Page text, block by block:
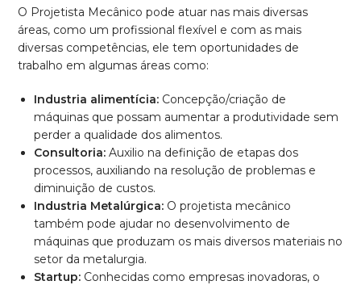
O Projetista Mecânico pode atuar nas mais diversas
áreas, como um profissional flexível e com as mais
diversas competências, ele tem oportunidades de
trabalho em algumas áreas como:
Industria alimentícia: Concepção/criação de
máquinas que possam aumentar a produtividade sem
perder a qualidade dos alimentos.
Consultoria:Auxilio na definição de etapas dos
processos, auxiliando na resolução de problemas e
diminuição de custos.
Industria Metalúrgica: O projetista mecânico
também pode ajudar no desenvolvimento de
máquinas que produzam os mais diversos materiais no
setor da metalurgia.
Startup: Conhecidas como empresas inovadoras, o